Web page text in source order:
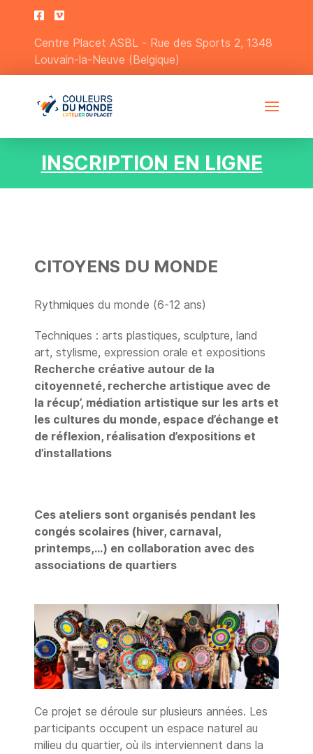
Centre Placet ASBL - Rue des Sports 2, 1348
Louvain-la-Neuve (Belgique)
INSCRIPTION EN LIGNE
CITOYENS DU MONDE
Rythmiques du monde (6-12 ans)
Techniques : arts plastiques, sculpture, land
art, stylisme, expression orale et expositions
Recherche créative autour de la
citoyenneté, recherche artistique avec de
la récup’, médiation artistique sur les arts et
les cultures du monde, espace d’échange et
de réflexion, réalisation d’expositions et
d’installations
Ces ateliers sont organisés pendant les
congés scolaires (hiver, carnaval,
printemps,...) en collaboration avec des
associations de quartiers
Ce projet se déroule sur plusieurs années. Les
participants occupent un espace naturel au
milieu du quartier, où ils interviennent dans la